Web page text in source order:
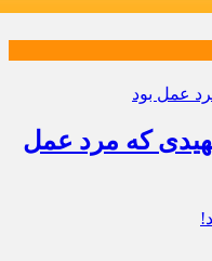
که مرد عمل